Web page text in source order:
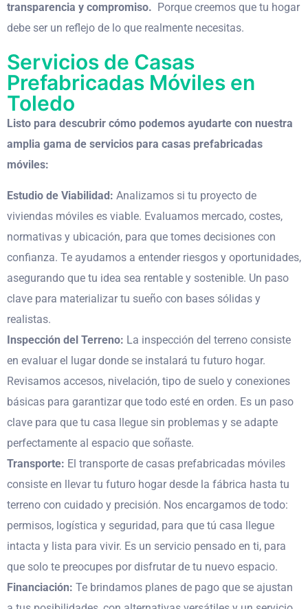
transparencia y compromiso. Porque creemos que tu hogar
debe ser un reflejo de lo que realmente necesitas.
Servicios de Casas
Prefabricadas Móviles en
Toledo
Listo para descubrir cómo podemos ayudarte con nuestra
amplia gama de servicios para casas prefabricadas
móviles:
Estudio de Viabilidad: Analizamos si tu proyecto de
viviendas móviles es viable. Evaluamos mercado, costes,
normativas y ubicación, para que tomes decisiones con
confianza. Te ayudamos a entender riesgos y oportunidades,
asegurando que tu idea sea rentable y sostenible. Un paso
clave para materializar tu sueño con bases sólidas y
realistas.
Inspección del Terreno: La inspección del terreno consiste
en evaluar el lugar donde se instalará tu futuro hogar.
Revisamos accesos, nivelación, tipo de suelo y conexiones
básicas para garantizar que todo esté en orden. Es un paso
clave para que tu casa llegue sin problemas y se adapte
perfectamente al espacio que soñaste.
Transporte: El transporte de casas prefabricadas móviles
consiste en llevar tu futuro hogar desde la fábrica hasta tu
terreno con cuidado y precisión. Nos encargamos de todo:
permisos, logística y seguridad, para que tú casa llegue
intacta y lista para vivir. Es un servicio pensado en ti, para
que solo te preocupes por disfrutar de tu nuevo espacio.
Financiación: Te brindamos planes de pago que se ajustan